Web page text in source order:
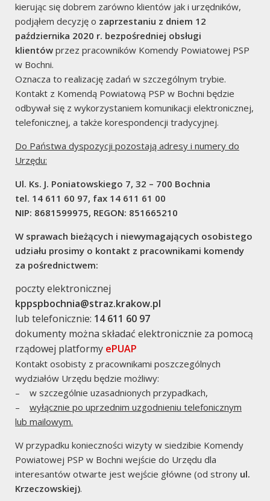
Aktualności
Życzenia Komendanta
Głównego Państwowej
Straży Pożarnej z okazji
Dnia Strażaka 2020
Waldemar Kumor
Życzenia Komendanta Głównego Państwowej Straży
Pożarnej z okazji Dnia Strażaka 2020
Czytaj dalej
Aktualności
Życzenia Małopolskiego
Komendanta
Wojewódzkiego PSP z
okazji Dnia Strażaka 2020
2020/05/01 Waldemar Kumor
Życzenia Małopolskiego Komendanta Wojewódzkiego
PSP z okazji Dnia Strażaka 2020
kierując się dobrem zarówno klientów jak i urzędników,
podjąłem decyzję o zaprzestaniu z dniem 12
października 2020 r. bezpośredniej obsługi
klientów przez pracowników Komendy Powiatowej PSP
w Bochni.
Oznacza to realizację zadań w szczególnym trybie.
Kontakt z Komendą Powiatową PSP w Bochni będzie
odbywał się z wykorzystaniem komunikacji elektronicznej,
telefonicznej, a także korespondencji tradycyjnej.
Do Państwa dyspozycji pozostają adresy i numery do
Urzędu:
Ul. Ks. J. Poniatowskiego 7, 32 – 700 Bochnia
tel. 14 611 60 97, fax 14 611 61 00
NIP: 8681599975, REGON: 851665210
W sprawach bieżących i niewymagających osobistego
udziału prosimy o kontakt z pracownikami komendy
za pośrednictwem:
poczty elektronicznej
kppspbochnia@straz.krakow.pl
lub telefonicznie: 14 611 60 97
dokumenty można składać elektronicznie za pomocą
rządowej platformy ePUAP
Kontakt osobisty z pracownikami poszczególnych
wydziałów Urzędu będzie możliwy:
– w szczególnie uzasadnionych przypadkach,
– wyłącznie po uprzednim uzgodnieniu telefonicznym
lub mailowym.
W przypadku konieczności wizyty w siedzibie Komendy
Powiatowej PSP w Bochni wejście do Urzędu dla
interesantów otwarte jest wejście główne (od strony ul.
Krzeczowskiej).